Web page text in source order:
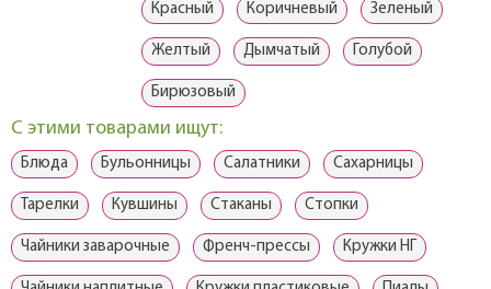
Красный Коричневый Зеленый
Желтый Дымчатый Голубой
Бирюзовый
С этими товарами ищут:
Блюда Бульонницы Салатники Сахарницы
Тарелки Кувшины Стаканы Стопки
Чайники заварочные Френч-прессы Кружки НГ